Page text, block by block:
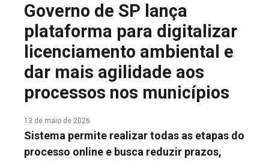
FALE CONOSCO
Governo de SP lança
plataforma para digitalizar
licenciamento ambiental e
dar mais agilidade aos
processos nos municípios
13 de maio de 2026
Sistema permite realizar todas as etapas do
processo online e busca reduzir prazos,